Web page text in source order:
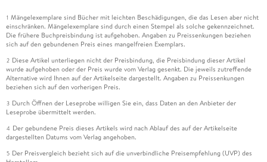
1 Mängelexemplare sind Bücher mit leichten Beschädigungen, die das Lesen aber nicht
einschränken. Mängelexemplare sind durch einen Stempel als solche gekennzeichnet.
Die frühere Buchpreisbindung ist aufgehoben. Angaben zu Preissenkungen beziehen
sich auf den gebundenen Preis eines mangelfreien Exemplars.
2 Diese Artikel unterliegen nicht der Preisbindung, die Preisbindung dieser Artikel
wurde aufgehoben oder der Preis wurde vom Verlag gesenkt. Die jeweils zutreffende
Alternative wird Ihnen auf der Artikelseite dargestellt. Angaben zu Preissenkungen
beziehen sich auf den vorherigen Preis.
3 Durch Öffnen der Leseprobe willigen Sie ein, dass Daten an den Anbieter der
Leseprobe übermittelt werden.
4 Der gebundene Preis dieses Artikels wird nach Ablauf des auf der Artikelseite
dargestellten Datums vom Verlag angehoben.
5 Der Preisvergleich bezieht sich auf die unverbindliche Preisempfehlung (UVP) des